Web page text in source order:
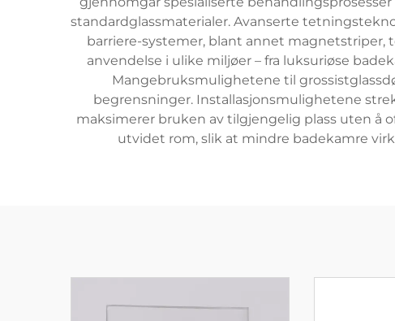
standardglassmaterialer. Avanserte
barriere-systemer, blant annet
anvendelse i ulike miljøer – fra luksuriøse
Mangebruksmulighetene til
begrensninger. Installasjonsmulighetene
maksimerer bruken av tilgjengelig plass uten å
utvidet rom, slik at mindre badekamre